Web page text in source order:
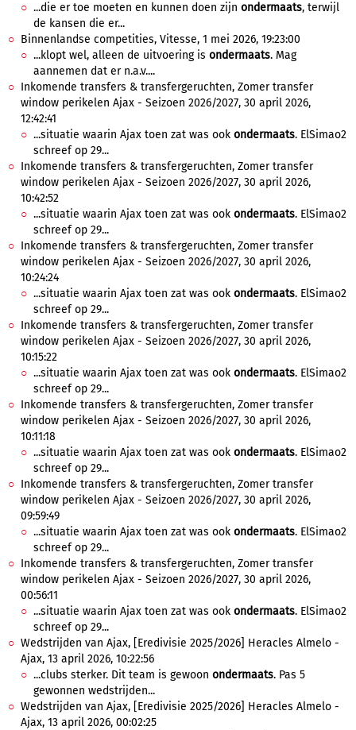
...die er toe moeten en kunnen doen zijn ondermaats, terwijl
de kansen die er...
Binnenlandse competities, Vitesse, 1 mei 2026, 19:23:00
...klopt wel, alleen de uitvoering is ondermaats. Mag
aannemen dat er n.a.v....
Inkomende transfers & transfergeruchten, Zomer transfer
window perikelen Ajax - Seizoen 2026/2027, 30 april 2026,
12:42:41
...situatie waarin Ajax toen zat was ook ondermaats. ElSimao2
schreef op 29...
Inkomende transfers & transfergeruchten, Zomer transfer
window perikelen Ajax - Seizoen 2026/2027, 30 april 2026,
10:42:52
...situatie waarin Ajax toen zat was ook ondermaats. ElSimao2
schreef op 29...
Inkomende transfers & transfergeruchten, Zomer transfer
window perikelen Ajax - Seizoen 2026/2027, 30 april 2026,
10:24:24
...situatie waarin Ajax toen zat was ook ondermaats. ElSimao2
schreef op 29...
Inkomende transfers & transfergeruchten, Zomer transfer
window perikelen Ajax - Seizoen 2026/2027, 30 april 2026,
10:15:22
...situatie waarin Ajax toen zat was ook ondermaats. ElSimao2
schreef op 29...
Inkomende transfers & transfergeruchten, Zomer transfer
window perikelen Ajax - Seizoen 2026/2027, 30 april 2026,
10:11:18
...situatie waarin Ajax toen zat was ook ondermaats. ElSimao2
schreef op 29...
Inkomende transfers & transfergeruchten, Zomer transfer
window perikelen Ajax - Seizoen 2026/2027, 30 april 2026,
09:59:49
...situatie waarin Ajax toen zat was ook ondermaats. ElSimao2
schreef op 29...
Inkomende transfers & transfergeruchten, Zomer transfer
window perikelen Ajax - Seizoen 2026/2027, 30 april 2026,
00:56:11
...situatie waarin Ajax toen zat was ook ondermaats. ElSimao2
schreef op 29...
Wedstrijden van Ajax, [Eredivisie 2025/2026] Heracles Almelo -
Ajax, 13 april 2026, 10:22:56
...clubs sterker. Dit team is gewoon ondermaats. Pas 5
gewonnen wedstrijden...
Wedstrijden van Ajax, [Eredivisie 2025/2026] Heracles Almelo -
Ajax, 13 april 2026, 00:02:25